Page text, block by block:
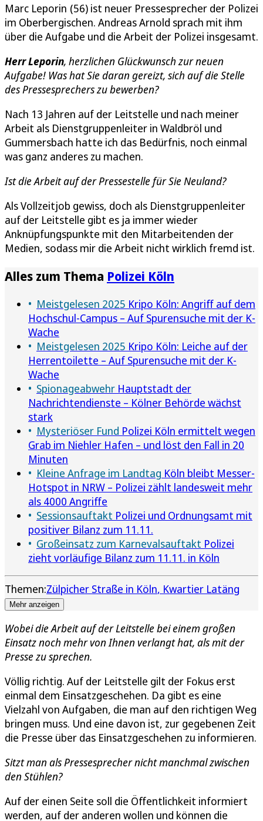
Marc Leporin (56) ist neuer Pressesprecher der Polizei
im Oberbergischen. Andreas Arnold sprach mit ihm
über die Aufgabe und die Arbeit der Polizei insgesamt.
Herr Leporin, herzlichen Glückwunsch zur neuen
Aufgabe! Was hat Sie daran gereizt, sich auf die Stelle
des Pressesprechers zu bewerben?
Nach 13 Jahren auf der Leitstelle und nach meiner
Arbeit als Dienstgruppenleiter in Waldbröl und
Gummersbach hatte ich das Bedürfnis, noch einmal
was ganz anderes zu machen.
Ist die Arbeit auf der Pressestelle für Sie Neuland?
Als Vollzeitjob gewiss, doch als Dienstgruppenleiter
auf der Leitstelle gibt es ja immer wieder
Anknüpfungspunkte mit den Mitarbeitenden der
Medien, sodass mir die Arbeit nicht wirklich fremd ist.
Alles zum Thema Polizei Köln
Meistgelesen 2025 Kripo Köln: Angriff auf dem
Hochschul-Campus – Auf Spurensuche mit der K-
Wache
Meistgelesen 2025 Kripo Köln: Leiche auf der
Herrentoilette – Auf Spurensuche mit der K-
Wache
Spionageabwehr Hauptstadt der
Nachrichtendienste – Kölner Behörde wächst
stark
Mysteriöser Fund Polizei Köln ermittelt wegen
Grab im Niehler Hafen – und löst den Fall in 20
Minuten
Kleine Anfrage im Landtag Köln bleibt Messer-
Hotspot in NRW – Polizei zählt landesweit mehr
als 4000 Angriffe
Sessionsauftakt Polizei und Ordnungsamt mit
positiver Bilanz zum 11.11.
Großeinsatz zum Karnevalsauftakt Polizei
zieht vorläufige Bilanz zum 11.11. in Köln
Themen:Zülpicher Straße in Köln Kwartier Latäng
Mehr anzeigen
Wobei die Arbeit auf der Leitstelle bei einem großen
Einsatz noch mehr von Ihnen verlangt hat, als mit der
Presse zu sprechen.
Völlig richtig. Auf der Leitstelle gilt der Fokus erst
einmal dem Einsatzgeschehen. Da gibt es eine
Vielzahl von Aufgaben, die man auf den richtigen Weg
bringen muss. Und eine davon ist, zur gegebenen Zeit
die Presse über das Einsatzgeschehen zu informieren.
Sitzt man als Pressesprecher nicht manchmal zwischen
den Stühlen?
Auf der einen Seite soll die Öffentlichkeit informiert
werden, auf der anderen wollen und können die